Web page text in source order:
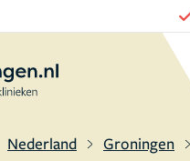
Nederland Groningen